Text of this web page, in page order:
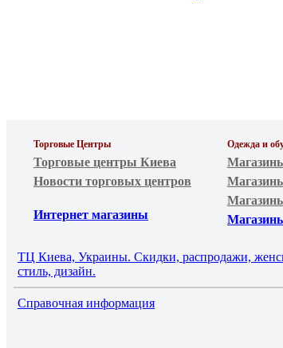
Торговые Центры
Торговые центры Киева
Новости торговых центров
Интернет магазины
Одежда и
ТЦ Киева, Украины. Скидки, распродажи,
стиль, дизайн.
Справочная информация